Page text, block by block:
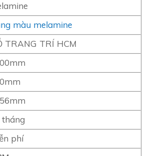
màu melamine
TRANG TRÍ HCM
tháng
phí